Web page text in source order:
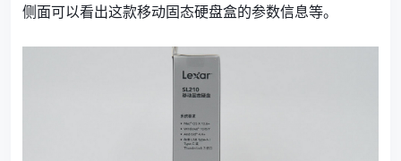
侧面可以看出这款移动固态硬盘盒的参数信息等。